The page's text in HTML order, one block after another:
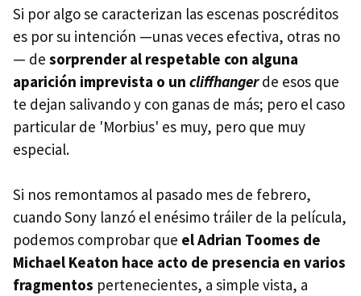
Si por algo se caracterizan las escenas poscréditos
es por su intención —unas veces efectiva, otras no
— de sorprender al respetable con alguna
aparición imprevista o un cliffhangerde esos que
te dejan salivando y con ganas de más; pero el caso
particular de 'Morbius' es muy, pero que muy
especial.
Si nos remontamos al pasado mes de febrero,
cuando Sony lanzó el enésimo tráiler de la película,
podemos comprobar que el Adrian Toomes de
Michael Keaton hace acto de presencia en varios
fragmentos pertenecientes, a simple vista, a